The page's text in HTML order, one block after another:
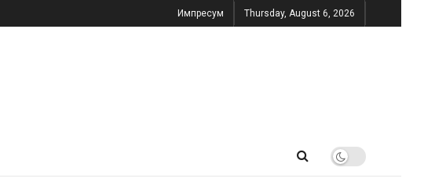
Импресум Thursday, August 6, 2026